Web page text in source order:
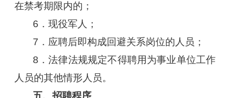
在禁考期限内的；
6．现役军人；
7．应聘后即构成回避关系岗位的人员；
8．法律法规规定不得聘用为事业单位工作
人员的其他情形人员。